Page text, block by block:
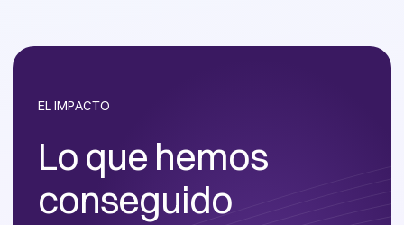
EL IMPACTO
Lo que hemos
conseguido